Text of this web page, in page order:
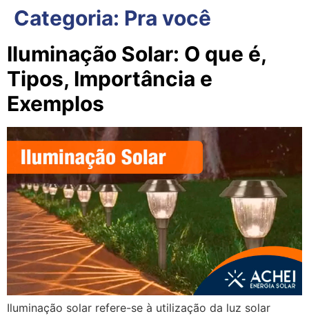
Categoria: Pra você
Iluminação Solar: O que é,
Tipos, Importância e
Exemplos
Iluminação solar refere-se à utilização da luz solar